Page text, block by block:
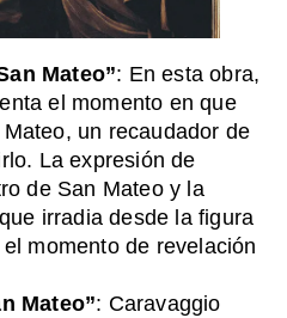
Mateo”: En esta obra,
el momento en que
un recaudador de
La expresión de
de San Mateo y la
irradia desde la figura
momento de revelación
Mateo”: Caravaggio